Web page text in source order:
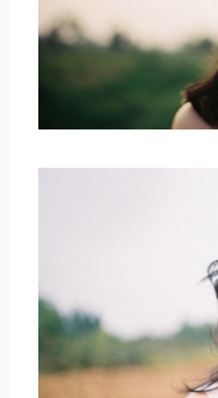
取消